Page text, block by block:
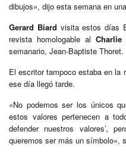
dibujos», dijo esta semana en
Gerard Biard visita estos días
revista homologable al Charlie
semanario, Jean-Baptiste Thoret.
El escritor tampoco estaba en la
ese día llegó tarde.
«No podemos ser los únicos
estos valores pertenecen a
defender nuestros valores’,
queremos ser más un símbolo»,